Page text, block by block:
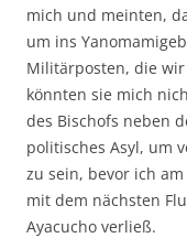
mich und meinten,
um ins
Militärposten, die
könnten sie mich
des Bischofs neben
politisches Asyl, um
zu sein, bevor ich
mit dem nächsten
Ayacucho verließ.